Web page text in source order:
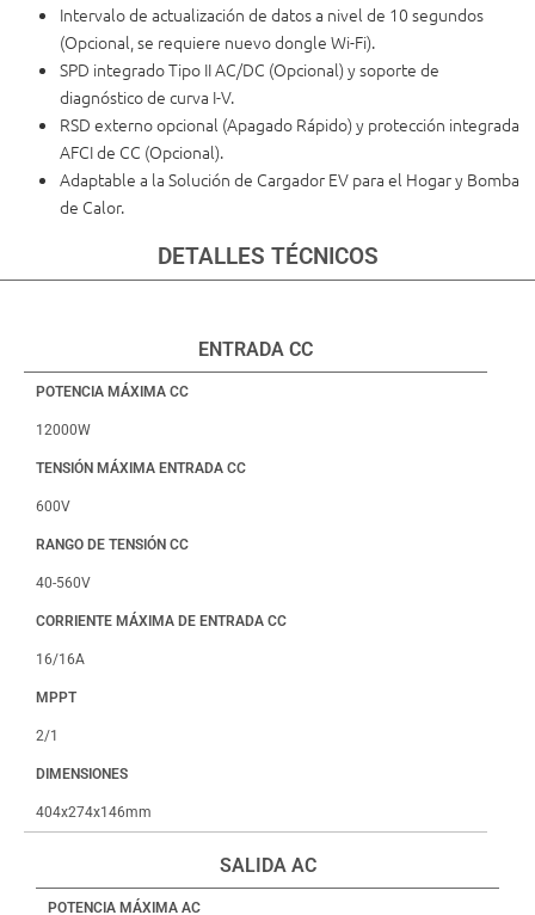
Intervalo de actualización de datos a nivel de 10 segundos
(Opcional, se requiere nuevo dongle Wi-Fi).
SPD integrado Tipo II AC/DC (Opcional) y soporte de
diagnóstico de curva I-V.
RSD externo opcional (Apagado Rápido) y protección integrada
AFCI de CC (Opcional).
Adaptable a la Solución de Cargador EV para el Hogar y Bomba
de Calor.
DETALLES TÉCNICOS
ENTRADA CC
POTENCIA MÁXIMA CC
12000W
TENSIÓN MÁXIMA ENTRADA CC
600V
RANGO DE TENSIÓN CC
40-560V
CORRIENTE MÁXIMA DE ENTRADA CC
16/16A
MPPT
2/1
DIMENSIONES
404x274x146mm
SALIDA AC
POTENCIA MÁXIMA AC